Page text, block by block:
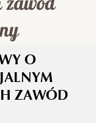
O
ZAWÓD